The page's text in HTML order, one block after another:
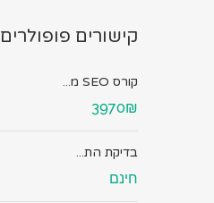
קישורים פופולרים
קורס SEO מ...
3970₪
בדיקת הת...
חינם